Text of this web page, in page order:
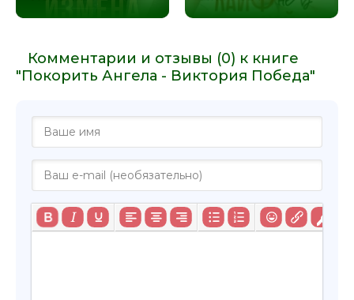
Комментарии и отзывы (0) к книге
"Покорить Ангела - Виктория Победа"